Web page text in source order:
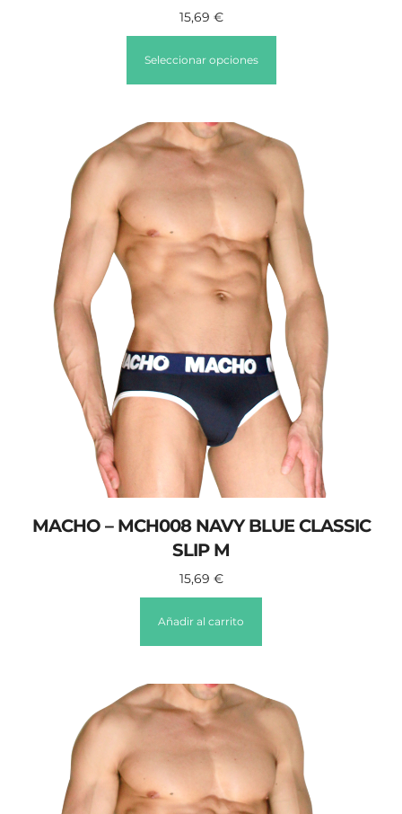
15,69 €
Seleccionar opciones
MACHO – MCH008 NAVY BLUE CLASSIC
SLIP M
15,69 €
Añadir al carrito